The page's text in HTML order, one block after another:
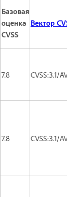
Базовая
оценка
CVSS
Вектор
7.8
CVSS:3.1/
7.8 CVSS:3.1/